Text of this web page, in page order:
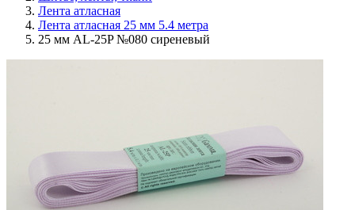
Лента атласная
Лента атласная 25 мм 5.4 метра
25 мм AL-25P №080 сиреневый